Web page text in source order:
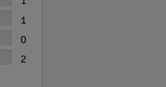
1
0
2